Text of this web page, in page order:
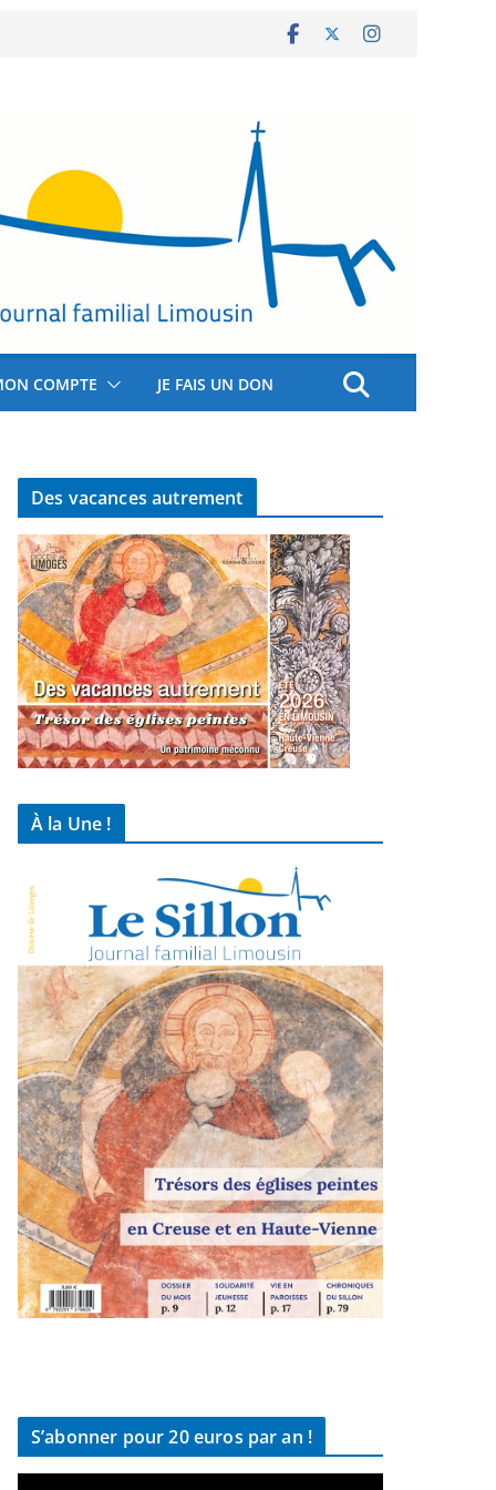
COMPTE JE FAIS UN DON
Des vacances autrement
À la Une !
S’abonner pour 20 euros par an !